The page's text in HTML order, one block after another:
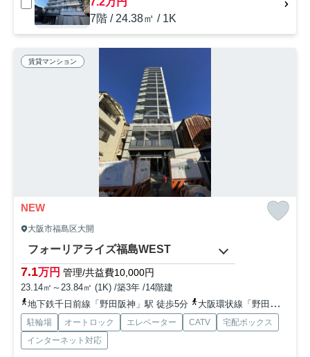
7階 / 24.38㎡ / 1K
賃貸マンション
NEW
大阪市福島区大開
フォーリアライズ福島WEST
7.1万円 管理/共益費10,000円
23.14㎡～23.84㎡ (1K) /築3年 /14階建
地下鉄千日前線「野田阪神」駅 徒歩5分
大阪環状線「野田」駅 徒歩8分
駐輪場 オートロック エレベーター CATV
宅配ボックス
インターネット対応